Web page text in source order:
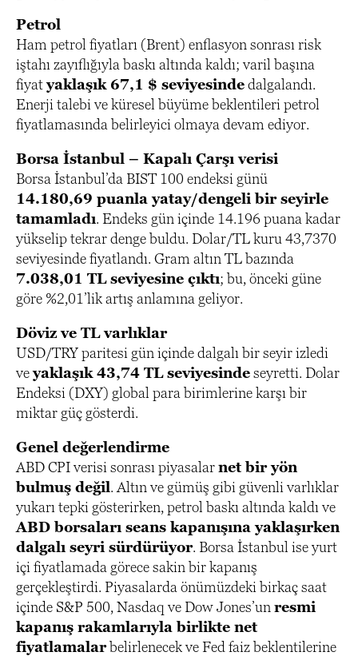
Petrol
Ham petrol fiyatları (Brent) enflasyon sonrası risk
iştahı zayıflığıyla baskı altında kaldı; varil başına
fiyatyaklaşık 67,1 $ seviyesindedalgalandı.
Enerji talebi ve küresel büyüme beklentileri petrol
fiyatlamasında belirleyici olmaya devam ediyor.
Borsa İstanbul – Kapalı Çarşı verisi
Borsa İstanbul’da BIST 100 endeksi günü
14.180,69 puanla yatay/dengeli bir seyirle
tamamladı. Endeks gün içinde 14.196 puana kadar
yükselip tekrar denge buldu. Dolar/TL kuru 43,7370
seviyesinde fiyatlandı. Gram altın TL bazında
7.038,01 TL seviyesine çıktı; bu, önceki güne
göre %2,01’lik artış anlamına geliyor.
Döviz ve TL varlıklar
USD/TRY paritesi gün içinde dalgalı bir seyir izledi
veyaklaşık 43,74 TL seviyesindeseyretti. Dolar
Endeksi (DXY) global para birimlerine karşı bir
miktar güç gösterdi.
Genel değerlendirme
ABD CPI verisi sonrası piyasalarnet bir yön
bulmuş değil. Altın ve gümüş gibi güvenli varlıklar
yukarı tepki gösterirken, petrol baskı altında kaldı ve
ABD borsaları seans kapanışına yaklaşırken
dalgalı seyri sürdürüyor. Borsa İstanbul ise yurt
içi fiyatlamada görece sakin bir kapanış
gerçekleştirdi. Piyasalarda önümüzdeki birkaç saat
içinde S&P 500, Nasdaq ve Dow Jones’un resmi
kapanış rakamlarıyla birlikte net
fiyatlamalarbelirlenecek ve Fed faiz beklentilerine